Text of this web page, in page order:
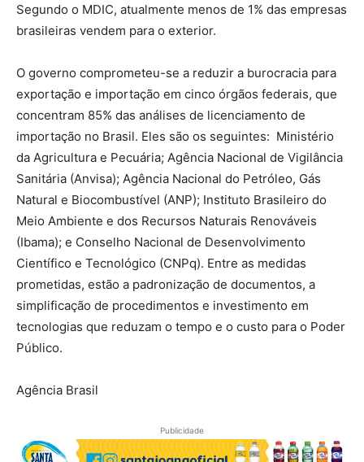
Segundo o MDIC, atualmente menos de 1% das empresas
brasileiras vendem para o exterior.
O governo comprometeu-se a reduzir a burocracia para
exportação e importação em cinco órgãos federais, que
concentram 85% das análises de licenciamento de
importação no Brasil. Eles são os seguintes: Ministério
da Agricultura e Pecuária; Agência Nacional de Vigilância
Sanitária (Anvisa); Agência Nacional do Petróleo, Gás
Natural e Biocombustível (ANP); Instituto Brasileiro do
Meio Ambiente e dos Recursos Naturais Renováveis
(Ibama); e Conselho Nacional de Desenvolvimento
Científico e Tecnológico (CNPq). Entre as medidas
prometidas, estão a padronização de documentos, a
simplificação de procedimentos e investimento em
tecnologias que reduzam o tempo e o custo para o Poder
Público.
Agência Brasil
Publicidade